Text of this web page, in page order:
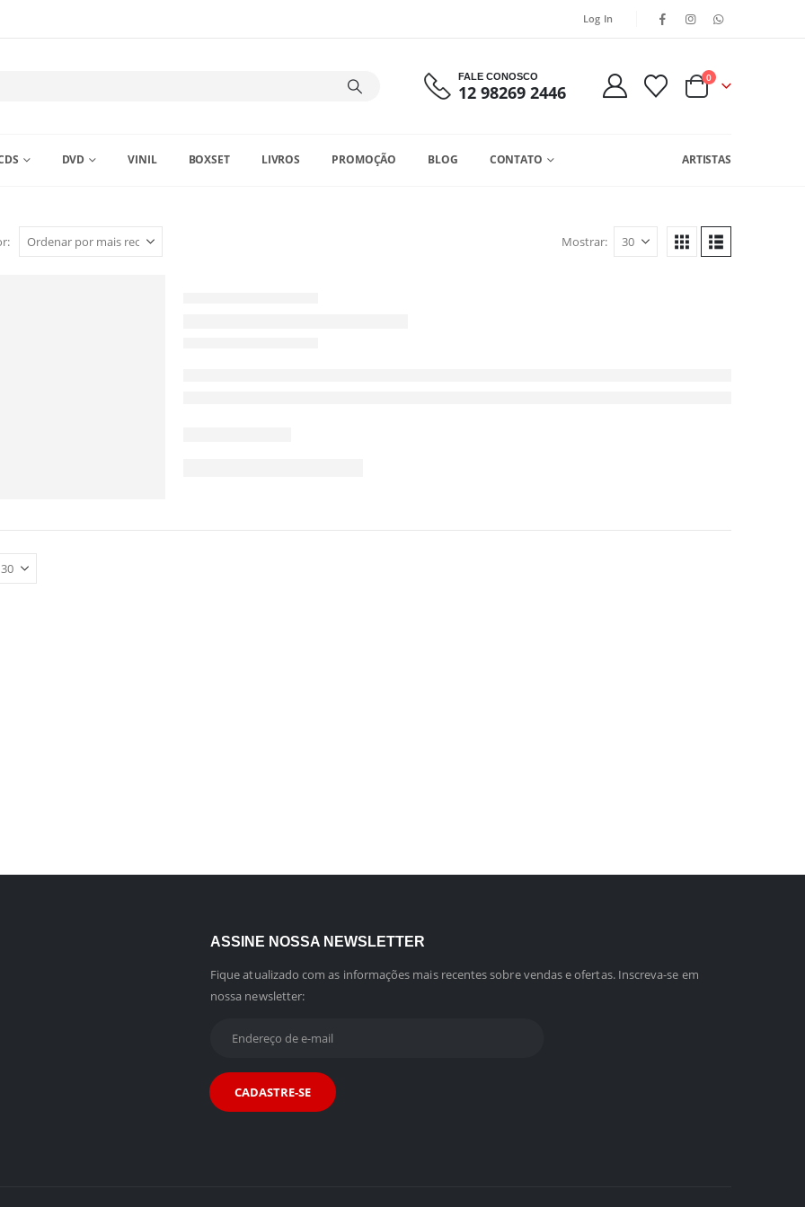
Log In
FALE CONOSCO
12 98269 2446
0
DVD VINIL BOXSET LIVROS PROMOÇÃO BLOG CONTATO ARTISTAS
Mostrar:
ASSINE NOSSA NEWSLETTER
Fique atualizado com as informações mais recentes sobre vendas e ofertas. Inscreva-se em
nossa newsletter: